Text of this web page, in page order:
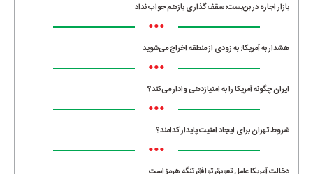
بازار اجاره در بن‌بست؛ سقف‌گذاری بازهم جواب نداد
•••
هشدار به آمریکا: به زودی از منطقه اخراج می‌شوید
•••
ایران چگونه آمریکا را به امتیازدهی وادار می‌کند؟
•••
شروط تهران برای ایجاد امنیت پایدار کدامند؟
•••